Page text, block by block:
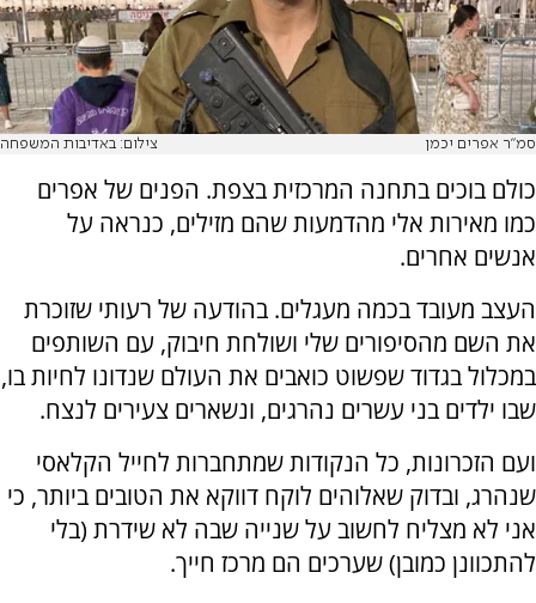
סמ"ר אפרים יכמן צילום: באדיבות המשפחה
כולם בוכים בתחנה המרכזית בצפת. הפנים של אפרים
כמו מאירות אלי מהדמעות שהם מזילים, כנראה על
אנשים אחרים.
העצב מעובד בכמה מעגלים. בהודעה של רעותי שזוכרת
את השם מהסיפורים שלי ושולחת חיבוק, עם השותפים
במכלול בגדוד שפשוט כואבים את העולם שנדונו לחיות בו,
שבו ילדים בני עשרים נהרגים, ונשארים צעירים לנצח.
ועם הזכרונות, כל הנקודות שמתחברות לחייל הקלאסי
שנהרג, ובדוק שאלוהים לוקח דווקא את הטובים ביותר, כי
אני לא מצליח לחשוב על שנייה שבה לא שידרת (בלי
להתכוונן כמובן) שערכים הם מרכז חייך.